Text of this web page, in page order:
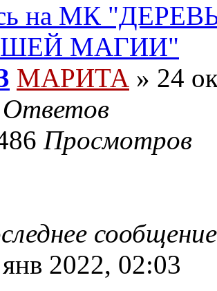
на МК
МАГИИ"
МАРИТА » 24
Ответов
Просмотров
сообщение
2022, 02:03